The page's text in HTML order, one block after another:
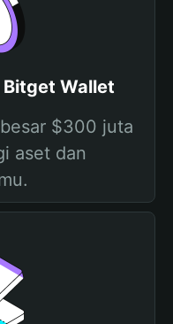
Bitget Wallet
$300 juta
aset dan